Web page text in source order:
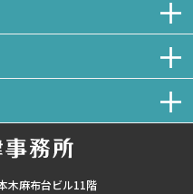
木麻布台ビル11階